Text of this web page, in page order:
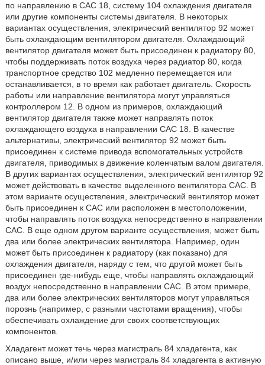
по направлению в CAC 18, систему 104 охлаждения двигателя
или другие компоненты системы двигателя. В некоторых
вариантах осуществления, электрический вентилятор 92 может
быть охлаждающим вентилятором двигателя. Охлаждающий
вентилятор двигателя может быть присоединен к радиатору 80,
чтобы поддерживать поток воздуха через радиатор 80, когда
транспортное средство 102 медленно перемещается или
останавливается, в то время как работает двигатель. Скорость
работы или направление вентилятора могут управляться
контроллером 12. В одном из примеров, охлаждающий
вентилятор двигателя также может направлять поток
охлаждающего воздуха в направлении CAC 18. В качестве
альтернативы, электрический вентилятор 92 может быть
присоединен к системе привода вспомогательных устройств
двигателя, приводимых в движение коленчатым валом двигателя.
В других вариантах осуществления, электрический вентилятор 92
может действовать в качестве выделенного вентилятора CAC. В
этом варианте осуществления, электрический вентилятор может
быть присоединен к CAC или расположен в местоположении,
чтобы направлять поток воздуха непосредственно в направлении
CAC. В еще одном другом варианте осуществления, может быть
два или более электрических вентилятора. Например, один
может быть присоединен к радиатору (как показано) для
охлаждения двигателя, наряду с тем, что другой может быть
присоединен где-нибудь еще, чтобы направлять охлаждающий
воздух непосредственно в направлении CAC. В этом примере,
два или более электрических вентиляторов могут управляться
порознь (например, с разными частотами вращения), чтобы
обеспечивать охлаждение для своих соответствующих
компонентов.
Хладагент может течь через магистраль 84 хладагента, как
описано выше, и/или через магистраль 84 хладагента в активную